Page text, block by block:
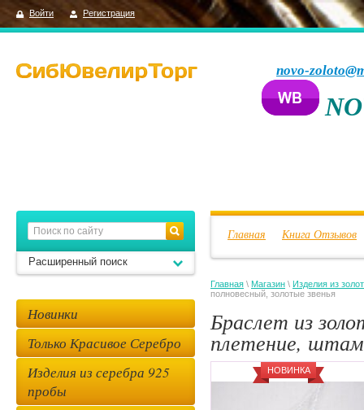
Войти Регистрация
novo-
Главная Книга Отзывов
Главная \ Магазин \ Изделия из
полновесный, золотые звенья
Браслет из
плетение,
НОВИНКА
Расширенный поиск
Новинки
Только Красивое Серебро
Изделия из серебра 925
пробы